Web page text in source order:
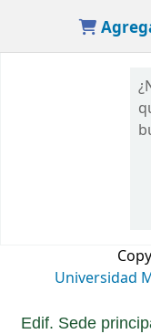
Universidad
Edif. Sede